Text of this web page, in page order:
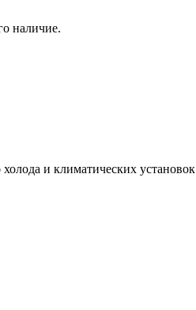
наличие.
и климатических установок